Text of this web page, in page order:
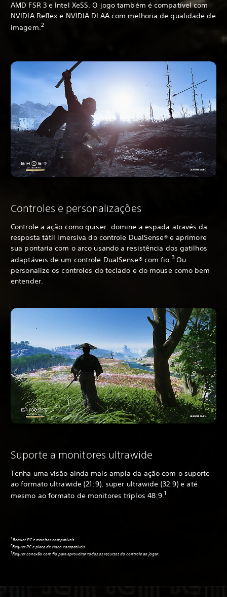
AMD FSR 3 e Intel XeSS. O jogo também é compatível com
NVIDIA Reflex e NVIDIA DLAA com melhoria de qualidade de
imagem.2
Controles e personalizações
Controle a ação como quiser: domine a espada através da
resposta tátil imersiva do controle DualSense® e aprimore
sua pontaria com o arco usando a resistência dos gatilhos
adaptáveis de um controle DualSense® com fio.3Ou
personalize os controles do teclado e do mouse como bem
entender.
Suporte a monitores ultrawide
Tenha uma visão ainda mais ampla da ação com o suporte
ao formato ultrawide (21:9), super ultrawide (32:9) e até
mesmo ao formato de monitores triplos 48:9.1
1 Requer PC e monitor compatíveis.
2Requer PC e placa de vídeo compatíveis.
3Requer conexão com fio para aproveitar todos os recursos do controle ao jogar.